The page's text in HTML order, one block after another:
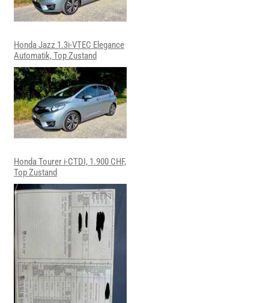
Honda Jazz 1.3i-VTEC Elegance
Automatik, Top Zustand
Honda Tourer i-CTDI, 1.900 CHF,
Top Zustand